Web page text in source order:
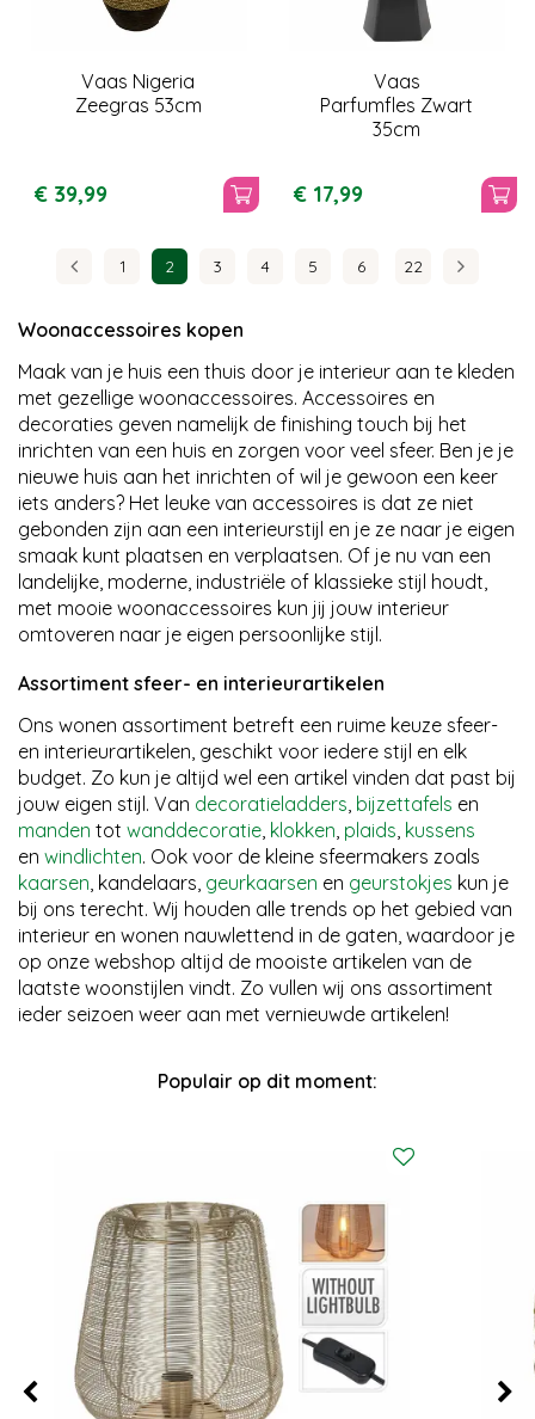
Vaas Nigeria
Zeegras 53cm
€ 39,99
Vaas
Parfumfles Zwart
35cm
€ 17,99
1 2 3 4 5 6 22
Woonaccessoires kopen
Maak van je huis een thuis door je interieur aan te kleden
met gezellige woonaccessoires. Accessoires en
decoraties geven namelijk de finishing touch bij het
inrichten van een huis en zorgen voor veel sfeer. Ben je je
nieuwe huis aan het inrichten of wil je gewoon een keer
iets anders? Het leuke van accessoires is dat ze niet
gebonden zijn aan een interieurstijl en je ze naar je eigen
smaak kunt plaatsen en verplaatsen. Of je nu van een
landelijke, moderne, industriële of klassieke stijl houdt,
met mooie woonaccessoires kun jij jouw interieur
omtoveren naar je eigen persoonlijke stijl.
Assortiment sfeer- en interieurartikelen
Ons wonen assortiment betreft een ruime keuze sfeer-
en interieurartikelen, geschikt voor iedere stijl en elk
budget. Zo kun je altijd wel een artikel vinden dat past bij
jouw eigen stijl. Van decoratieladders, bijzettafels en
manden tot wanddecoratie, klokken, plaids, kussens
en windlichten. Ook voor de kleine sfeermakers zoals
kaarsen, kandelaars, geurkaarsen en geurstokjes kun je
bij ons terecht. Wij houden alle trends op het gebied van
interieur en wonen nauwlettend in de gaten, waardoor je
op onze webshop altijd de mooiste artikelen van de
laatste woonstijlen vindt. Zo vullen wij ons assortiment
ieder seizoen weer aan met vernieuwde artikelen!
Populair op dit moment: